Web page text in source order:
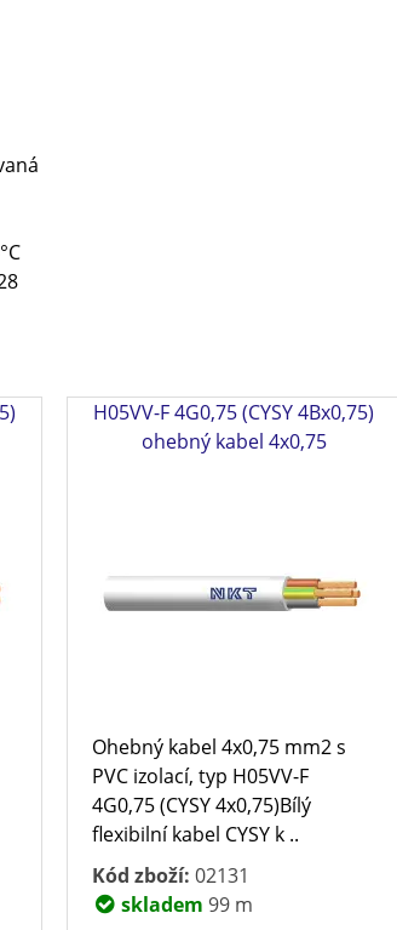
H05VV-F 4G0,75 (CYSY 4Bx0,75)
ohebný kabel 4x0,75
Ohebný kabel 4x0,75 mm2 s
PVC izolací, typ H05VV-F
4G0,75 (CYSY 4x0,75)Bílý
flexibilní kabel CYSY k ..
Kód zboží: 02131
skladem 99 m